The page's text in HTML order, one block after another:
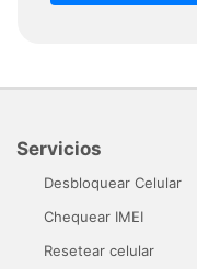
Servicios
Desbloquear Celular
Chequear IMEI
Resetear celular